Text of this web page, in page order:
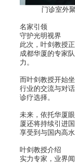
门诊室外
名家引领
守护光明视界
此次，叶剑教授
成都华厦的专家
力。
而叶剑教授开始
行业的交流与对
诊疗选择。
未来，依托华厦
厦还将持续引进
享受到与国内高
叶剑教授介绍
实力专家，业界